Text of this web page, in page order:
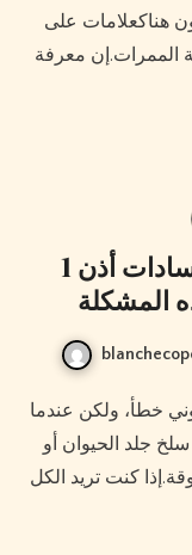
هناكعلامات على
الممرات.إن معرفة
وسادات أذن 1more Sonoflow شركات
المشكلة
جلد الحيوان أو